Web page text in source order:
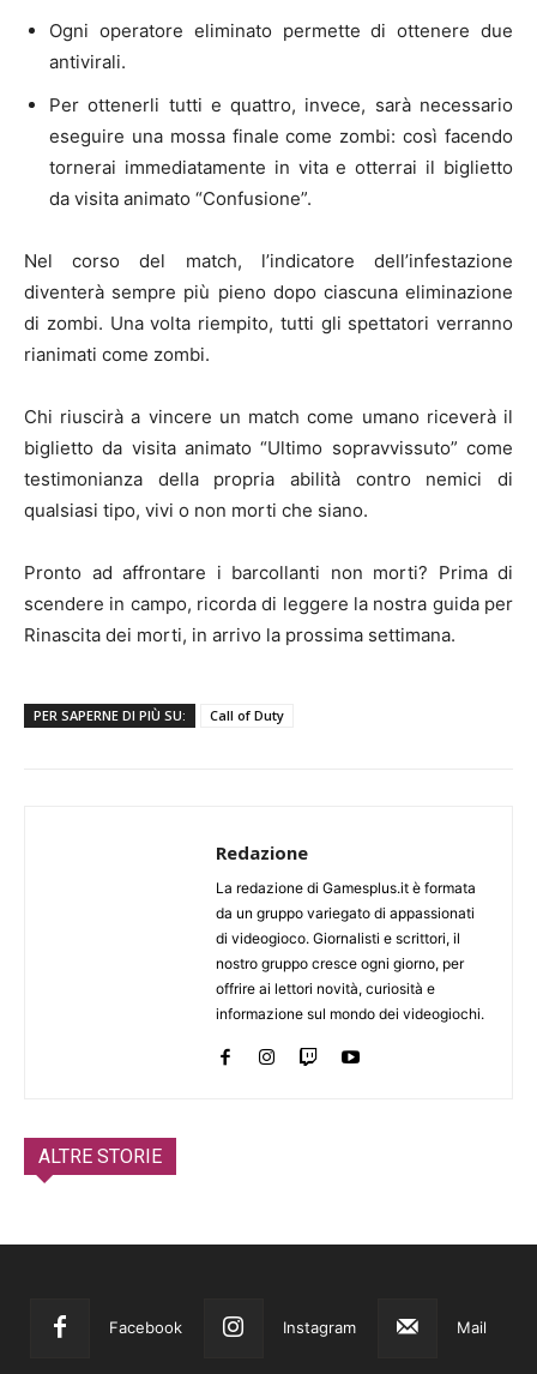
Ogni operatore eliminato permette di ottenere due
antivirali.
Per ottenerli tutti e quattro, invece, sarà necessario
eseguire una mossa finale come zombi: così facendo
tornerai immediatamente in vita e otterrai il biglietto
da visita animato “Confusione”.
Nel corso del match, l’indicatore dell’infestazione
diventerà sempre più pieno dopo ciascuna eliminazione
di zombi. Una volta riempito, tutti gli spettatori verranno
rianimati come zombi.
Chi riuscirà a vincere un match come umano riceverà il
biglietto da visita animato “Ultimo sopravvissuto” come
testimonianza della propria abilità contro nemici di
qualsiasi tipo, vivi o non morti che siano.
Pronto ad affrontare i barcollanti non morti? Prima di
scendere in campo, ricorda di leggere la nostra guida per
Rinascita dei morti, in arrivo la prossima settimana.
PER SAPERNE DI PIÙ SU: Call of Duty
Redazione
La redazione di Gamesplus.it è formata
da un gruppo variegato di appassionati
di videogioco. Giornalisti e scrittori, il
nostro gruppo cresce ogni giorno, per
offrire ai lettori novità, curiosità e
informazione sul mondo dei videogiochi.
ALTRE STORIE
Facebook Instagram Mail